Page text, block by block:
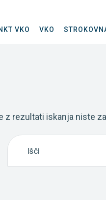
VKO VKO
z rezultati iskanja niste